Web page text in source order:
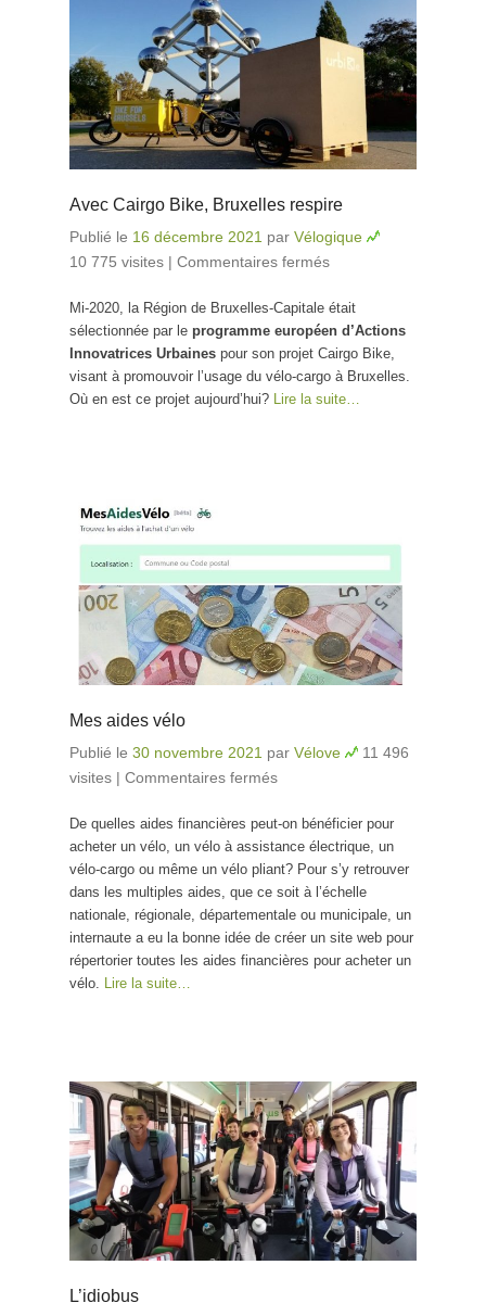
Avec Cairgo Bike, Bruxelles respire
Publié le 16 décembre 2021 par Vélogique
10 775 visites | Commentaires fermés
respire
Mi-2020, la Région de Bruxelles-Capitale était
sélectionnée par le programme européen d’Actions
Innovatrices Urbaines pour son projet Cairgo Bike,
visant à promouvoir l’usage du vélo-cargo à Bruxelles.
Où en est ce projet aujourd’hui?
Lire la suite…
Mes aides vélo
Publié le 30 novembre 2021 par Vélove
11 496
visites | Commentaires fermés
De quelles aides financières peut-on bénéficier pour
acheter un vélo, un vélo à assistance électrique, un
vélo-cargo ou même un vélo pliant? Pour s’y retrouver
dans les multiples aides, que ce soit à l’échelle
nationale, régionale, départementale ou municipale, un
internaute a eu la bonne idée de créer un site web pour
répertorier toutes les aides financières pour acheter un
vélo.
Lire la suite…
L’idiobus